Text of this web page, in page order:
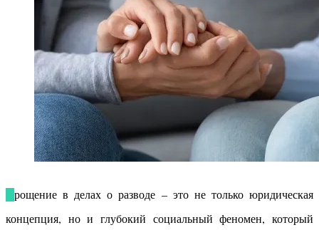
концепция, но и глубокий социальный феномен, который